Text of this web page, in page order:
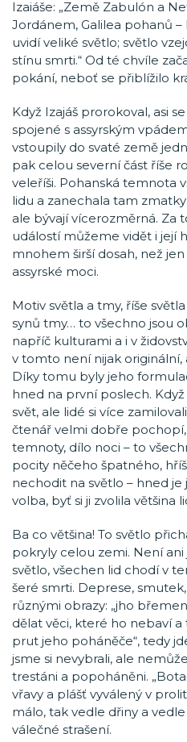
Izaiáše: „Země Zabulón a
Jordánem, Galilea pohanů
uvidí veliké světlo; světlo
stínu smrti.“ Od té chvíle
pokání, neboť se přiblížilo
Když Izajáš prorokoval, asi
spojené s assyrským
vstoupily do svaté země
pak celou severní část říše
veleříši. Pohanská temnota
lidu a zanechala tam
ale bývají vícerozměrná. Za
událostí můžeme vidět i její
mnohem širší dosah, než
assyrské moci.
Motiv světla a tmy, říše
synů tmy… to všechno jsou
napříč kulturami a i v
v tomto není nijak
Díky tomu byly jeho
hned na první poslech.
svět, ale lidé si více
čtenář velmi dobře
temnoty, dílo noci – to
pocity něčeho špatného,
nechodit na světlo – hned je
volba, byť si ji zvolila většina
Ba co většina! To světlo
pokryly celou zemi. Není
světlo, všechen lid chodí v
šeré smrti. Deprese,
různými obrazy: „jho
dělat věci, které ho nebaví a
prut jeho poháněče“, tedy
jsme si nevybrali, ale
trestáni a popoháněni.
vřavy a plášť vyválený v
málo, tak vedle dřiny a
válečné strašení.